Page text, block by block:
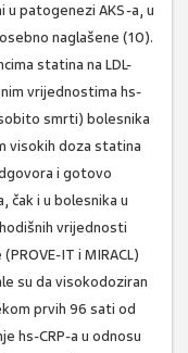
patogenezi AKS-a, u
naglašene (10).
statina na LDL-
vrijednostima hs-
smrti) bolesnika
visokih doza statina
i gotovo
čak i u bolesnika u
vrijednosti
IT i MIRACL)
su da visokodoziran
prvih 96 sati od
hs-CRP-a u odnosu